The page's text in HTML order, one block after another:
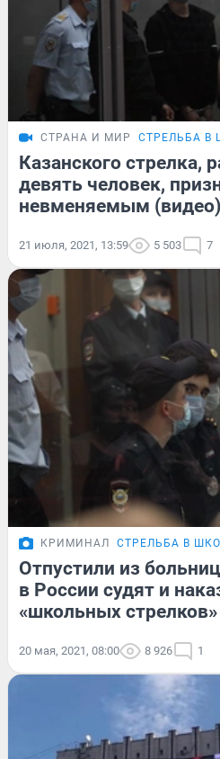
СТРАНА И МИР СТРЕЛЬБА В
Казанского стрелка,
девять человек,
невменяемым (видео)
21 июля, 2021, 13:59 5 503 7
КРИМИНАЛ СТРЕЛЬБА В
Отпустили из
в России судят и
«школьных стрелков»
20 мая, 2021, 08:00 8 926 1